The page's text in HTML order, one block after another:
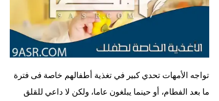
تواجه الأمهات تحدي كبير في تغذية أطفالهم خاصة فى فترة
ما بعد الفطام، أو حينما يبلغون عاما، ولكن لا داعي للقلق